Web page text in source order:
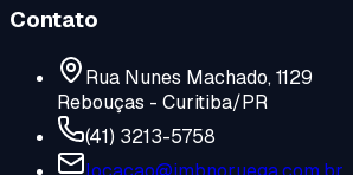
Contato
Rua Nunes Machado, 1129
Rebouças - Curitiba/PR
(41) 3213-5758